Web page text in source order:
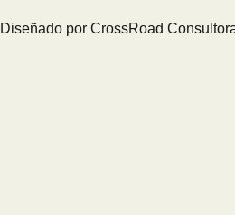
Diseñado por CrossRoad